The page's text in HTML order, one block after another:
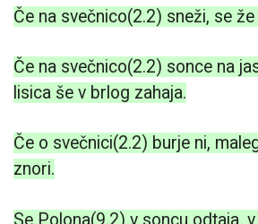
Če na svečnico(2.2) sneži, se
Če na svečnico(2.2) sonce na
lisica še v brlog zahaja.
Če o svečnici(2.2) burje ni,
znori.
Se Polona(9.2) v soncu odtaja,